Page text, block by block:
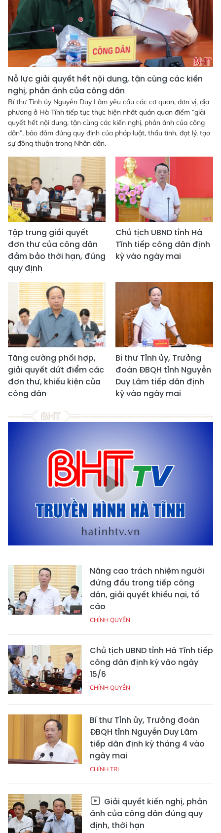
Nỗ lực giải quyết hết nội dung, tận cùng các kiến
nghị, phản ánh của công dân
Bí thư Tỉnh ủy Nguyễn Duy Lâm yêu cầu các cơ quan, đơn vị, địa
phương ở Hà Tĩnh tiếp tục thực hiện nhất quán quan điểm “giải
quyết hết nội dung, tận cùng các kiến nghị, phản ánh của công
dân”, bảo đảm đúng quy định của pháp luật, thấu tình, đạt lý, tạo
sự đồng thuận trong Nhân dân.
Tập trung giải quyết
đơn thư của công dân
đảm bảo thời hạn, đúng
quy định
Chủ tịch UBND tỉnh Hà
Tĩnh tiếp công dân định
kỳ vào ngày mai
Tăng cường phối hợp,
giải quyết dứt điểm các
đơn thư, khiếu kiện của
công dân
Bí thư Tỉnh ủy, Trưởng
đoàn ĐBQH tỉnh Nguyễn
Duy Lâm tiếp dân định
kỳ vào ngày mai
Nâng cao trách nhiệm người
đứng đầu trong tiếp công
dân, giải quyết khiếu nại, tố
cáo
CHÍNH QUYỀN
Chủ tịch UBND tỉnh Hà Tĩnh tiếp
công dân định kỳ vào ngày
15/6
CHÍNH QUYỀN
Bí thư Tỉnh ủy, Trưởng đoàn
ĐBQH tỉnh Nguyễn Duy Lâm
tiếp dân định kỳ tháng 4 vào
ngày mai
CHÍNH TRỊ
Giải quyết kiến nghị, phản
ánh của công dân đúng quy
định, thời hạn